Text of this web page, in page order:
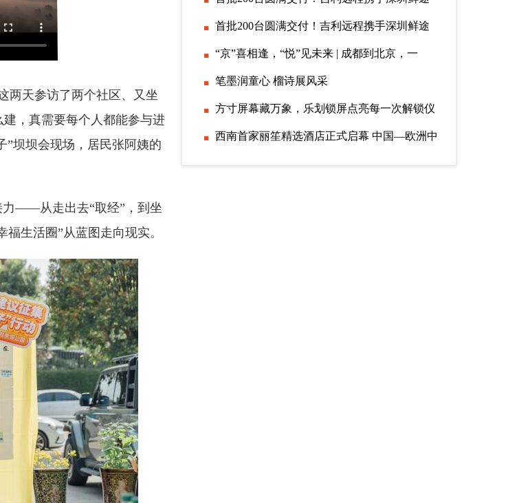
两天参访了两个社区、又坐
，真需要每个人都能参与进
”坝坝会现场，居民张阿姨的
力——从走出去“取经”，到坐
生活圈”从蓝图走向现实。
首批200台圆满交付！吉利远程携手深圳鲜途
“京”喜相逢，“悦”见未来 | 成都到北京，一
笔墨润童心 榴诗展风采
方寸屏幕藏万象，乐划锁屏点亮每一次解锁仪
西南首家丽笙精选酒店正式启幕 中国—欧洲中